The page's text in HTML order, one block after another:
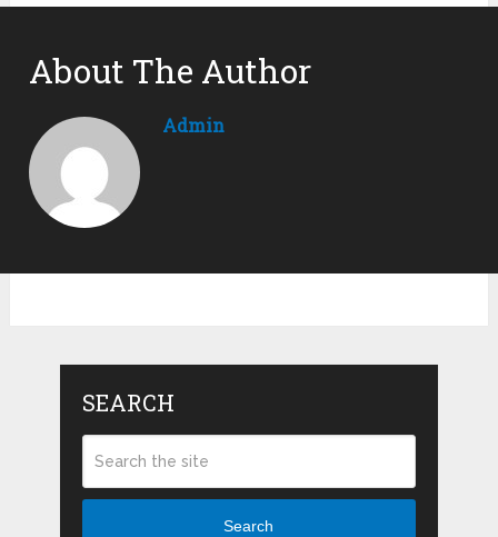
About The Author
Admin
SEARCH
Search